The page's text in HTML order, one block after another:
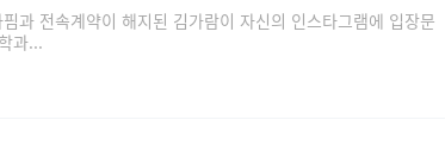
과 전속계약이 해지된 김가람이 자신의 인스타그램에 입장문
과...